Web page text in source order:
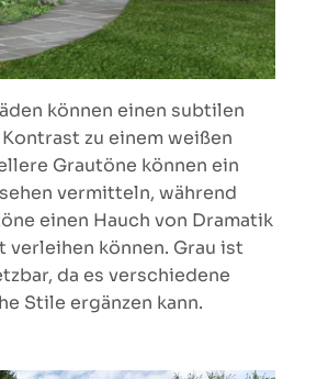
können einen subtilen
zu einem weißen
Grautöne können ein
vermitteln, während
einen Hauch von Dramatik
verleihen können. Grau ist
da es verschiedene
Stile ergänzen kann.